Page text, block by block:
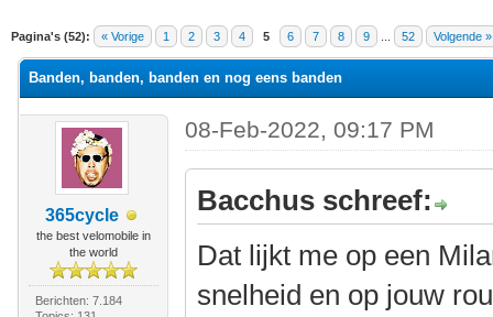
Pagina's (52): « Vorige 1 2 3 4 5 6 7 8 9 52 Volgende »
waardering is 3
Banden, banden, banden en nog eens banden
365cycle
the best velomobile in
the world
Berichten: 7.184
08-Feb-2022, 09:17 PM
Bacchus schreef:
Dat lijkt me op een
snelheid en op jouw